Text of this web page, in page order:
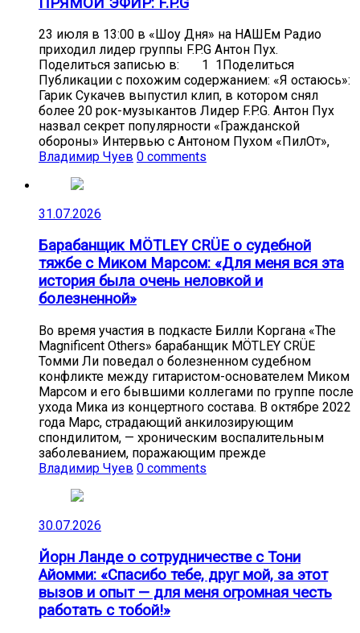
23 июля в 13:00 в «Шоу Дня» на НАШЕм Радио
приходил лидер группы F.P.G Антон Пух.
Поделиться записью в: 1 1Поделиться
Публикации с похожим содержанием: «Я остаюсь»:
Гарик Сукачев выпустил клип, в котором снял
более 20 рок-музыкантов Лидер F.P.G. Антон Пух
назвал секрет популярности «Гражданской
обороны» Интервью с Антоном Пухом «ПилОт»,
Владимир Чуев 0 comments
31.07.2026
Барабанщик MÖTLEY CRÜE о судебной
тяжбе с Миком Марсом: «Для меня вся эта
история была очень неловкой и
болезненной»
Во время участия в подкасте Билли Коргана «The
Magnificent Others» барабанщик MÖTLEY CRÜE
Томми Ли поведал о болезненном судебном
конфликте между гитаристом-основателем Миком
Марсом и его бывшими коллегами по группе после
ухода Мика из концертного состава. В октябре 2022
года Марс, страдающий анкилозирующим
спондилитом, — хроническим воспалительным
заболеванием, поражающим прежде
Владимир Чуев 0 comments
30.07.2026
Йорн Ланде о сотрудничестве с Тони
Айомми: «Спасибо тебе, друг мой, за этот
вызов и опыт — для меня огромная честь
работать с тобой!»